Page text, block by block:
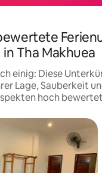
in Tha Makhuea
einig: Diese
Lage, Sauberkeit
hoch